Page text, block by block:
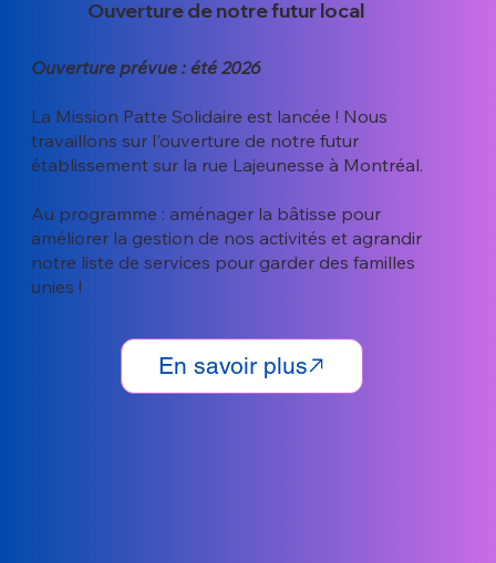
Ouverture de notre futur local
Ouverture prévue : été 2026
La Mission Patte Solidaire est lancée ! Nous
travaillons sur l'ouverture de notre futur
établissement sur la rue Lajeunesse à Montréal.
Au programme : aménager la bâtisse pour
améliorer la gestion de nos activités et agrandir
notre liste de services pour garder des familles
unies !
En savoir plus